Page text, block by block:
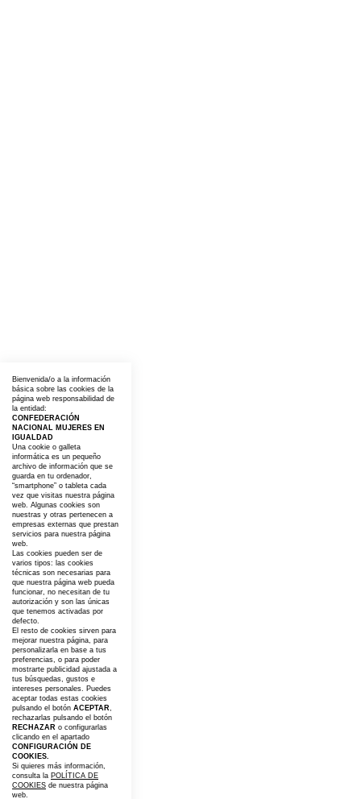
Bienvenida/o a la información
básica sobre las cookies de la
página web responsabilidad de
la entidad:
CONFEDERACIÓN
NACIONAL MUJERES EN
IGUALDAD
Una cookie o galleta
informática es un pequeño
archivo de información que se
guarda en tu ordenador,
“smartphone” o tableta cada
vez que visitas nuestra página
web. Algunas cookies son
nuestras y otras pertenecen a
empresas externas que prestan
servicios para nuestra página
web.
Las cookies pueden ser de
varios tipos: las cookies
técnicas son necesarias para
que nuestra página web pueda
funcionar, no necesitan de tu
autorización y son las únicas
que tenemos activadas por
defecto.
El resto de cookies sirven para
mejorar nuestra página, para
personalizarla en base a tus
preferencias, o para poder
mostrarte publicidad ajustada a
tus búsquedas, gustos e
intereses personales. Puedes
aceptar todas estas cookies
pulsando el botón ACEPTAR,
rechazarlas pulsando el botón
RECHAZAR o configurarlas
clicando en el apartado
CONFIGURACIÓN DE
COOKIES.
Si quieres más información,
consulta la POLÍTICA DE
COOKIES de nuestra página
web.